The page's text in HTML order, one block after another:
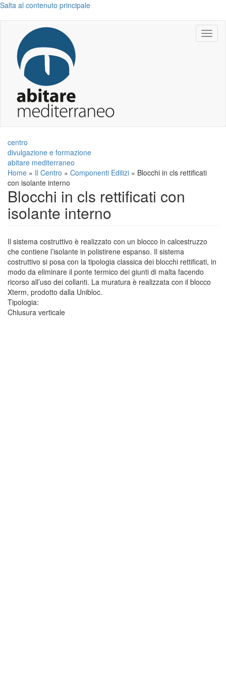
Salta al contenuto principale
centro
divulgazione e formazione
abitare mediterraneo
Home » Il Centro » Componenti Edilizi » Blocchi in cls rettificati
con isolante interno
Blocchi in cls rettificati con
isolante interno
Il sistema costruttivo è realizzato con un blocco in calcestruzzo
che contiene l’isolante in polistirene espanso. Il sistema
costruttivo si posa con la tipologia classica dei blocchi rettificati, in
modo da eliminare il ponte termico dei giunti di malta facendo
ricorso all’uso dei collanti. La muratura è realizzata con il blocco
Xterm, prodotto dalla Unibloc.
Tipologia:
Chiusura verticale